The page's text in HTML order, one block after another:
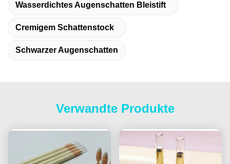
Wasserdichtes Augenschatten Bleistift
Cremigem Schattenstock
Schwarzer Augenschatten
Verwandte Produkte